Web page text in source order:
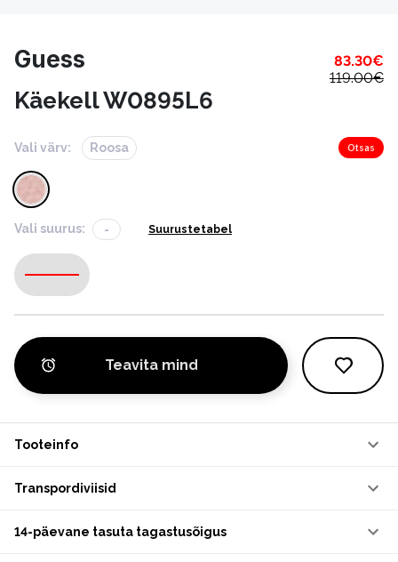
Guess 83.30€
119.00€
Käekell W0895L6
Vali värv: Roosa Otsas
Vali suurus: - Suurustetabel
-
Teavita mind
Tooteinfo
Transpordiviisid
14-päevane tasuta tagastusõigus